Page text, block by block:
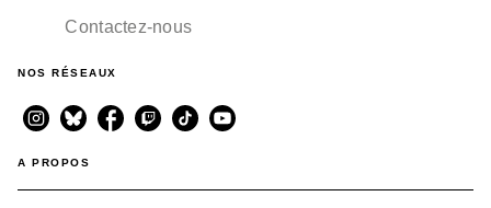
Contactez-nous
NOS RÉSEAUX
A PROPOS